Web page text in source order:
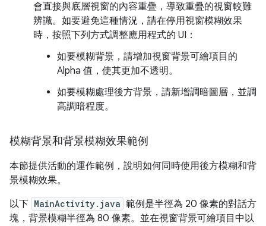
會直接與底層視窗的內容重疊，導致重疊的視窗較難
辨識。如要避免這種情況，請在停用視窗模糊效果
時，按照下列方式調整應用程式的 UI：
如要模糊背景，請增加視窗背景可繪項目的
Alpha 值，使其更加不透明。
如要模糊處理後方背景，請新增調暗圖層，並調
高調暗程度。
模糊背景和背景模糊效果範例
本節提供活動的運作範例，說明如何同時使用後方模糊和背
景模糊效果。
以下 MainActivity.java 範例是半徑為 20 像素的對話方
塊，背景模糊半徑為 80 像素。並在視窗背景可繪項目中以